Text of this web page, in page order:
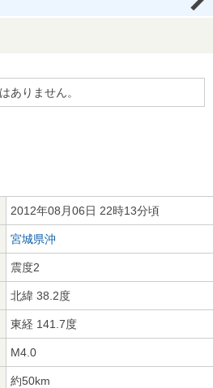
ありません。
2012年08月06日 22時13分頃
宮城県沖
震度2
北緯 38.2度
東経 141.7度
M4.0
約50km